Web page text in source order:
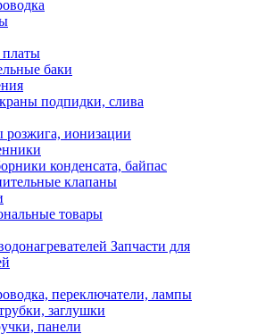
баки
подпидки, слива
розжига, ионизации
конденсата, байпас
клапаны
товары
Запчасти для
переключатели, лампы
заглушки
панели